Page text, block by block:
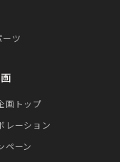
ーツ
画トップ
レーション
ペーン